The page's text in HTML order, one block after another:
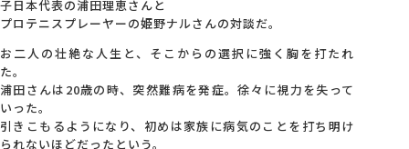
子日本代表の浦田理恵さんと
プロテニスプレーヤーの姫野ナルさんの対談だ。
お二人の壮絶な人生と、そこからの選択に強く胸を打たれ
た。
浦田さんは20歳の時、突然難病を発症。徐々に視力を失って
いった。
引きこもるようになり、初めは家族に病気のことを打ち明け
られないほどだったという。